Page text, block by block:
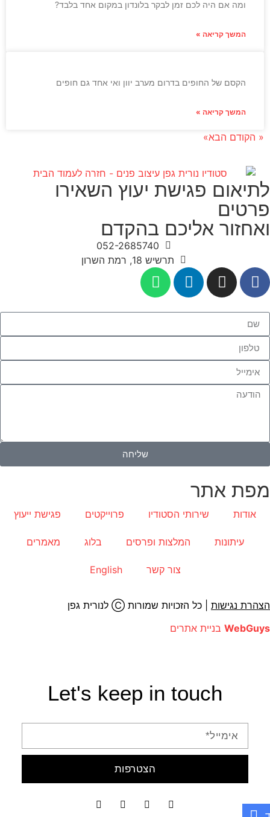
ומה אם היה לכם זמן לבקר בלונדון במקום אחד בלבד?
המשך קריאה »
הקסם של החופים בדרום מערב יוון ואי אחד גם חופים
המשך קריאה »
« הקודם הבא»
לתיאום פגישת יעוץ השאירו
פרטים
ואחזור אליכם בהקדם
052-2685740
תרשיש 18, רמת השרון
שליחה
מפת אתר
אודות שירותי הסטודיו פרוייקטים פגישת ייעוץ
עיתונות המלצות ופרסים בלוג מאמרים
צור קשר English
הצהרת נגישות | כל הזכויות שמורות Ⓒ לנורית גפן
WebGuys בניית אתרים
Let's keep in touch
הצטרפות